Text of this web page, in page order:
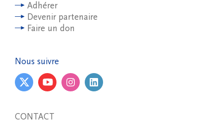
Adhérer
Devenir partenaire
Faire un don
Nous suivre
CONTACT